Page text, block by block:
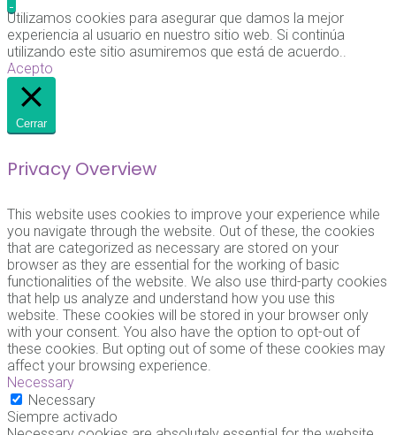
Utilizamos cookies para asegurar que damos la mejor
experiencia al usuario en nuestro sitio web. Si continúa
utilizando este sitio asumiremos que está de acuerdo..
Acepto
Cerrar
Privacy Overview
This website uses cookies to improve your experience while
you navigate through the website. Out of these, the cookies
that are categorized as necessary are stored on your
browser as they are essential for the working of basic
functionalities of the website. We also use third-party cookies
that help us analyze and understand how you use this
website. These cookies will be stored in your browser only
with your consent. You also have the option to opt-out of
these cookies. But opting out of some of these cookies may
affect your browsing experience.
Necessary
Necessary
Siempre activado